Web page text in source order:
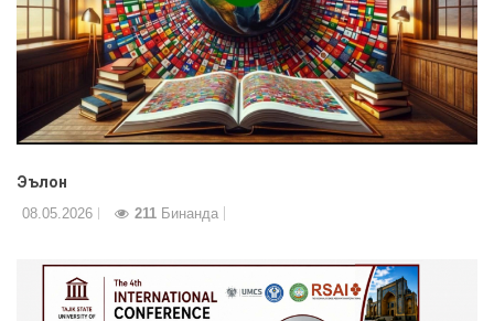
Эълон
08.05.2026 211 Бинанда